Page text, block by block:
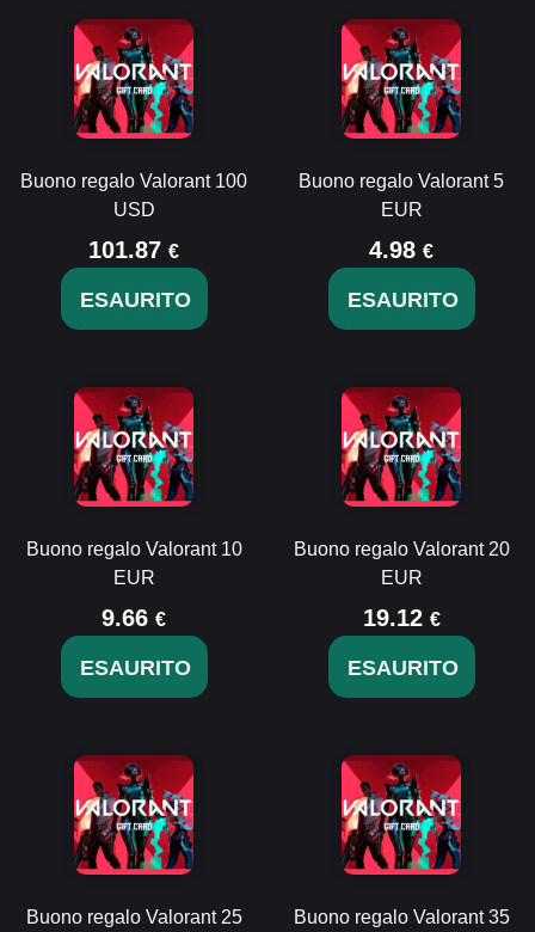
Buono regalo Valorant 100
USD
101.87 €
ESAURITO
Buono regalo Valorant 5
EUR
4.98 €
ESAURITO
Buono regalo Valorant 10
EUR
9.66 €
ESAURITO
Buono regalo Valorant 20
EUR
19.12 €
ESAURITO
Buono regalo Valorant 25
Buono regalo Valorant 35